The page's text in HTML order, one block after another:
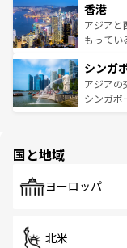
とつ。フ
ひ現地で
が旅行者
参照して
の活気が
帯で自然
いビーチ
激する。
が待って
た文化、
香港
アジアと
もってい
み、どこ
ており、
うな絶景
シンガ
アジアの
シンガポ
で、ホー
国と地域
ヨーロッパ
北米